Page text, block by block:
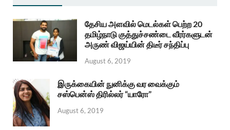
தேசிய அளவில் மெடல்கள் பெற்ற 20
தமிழ்நாடு குத்துச்சண்டை வீரர்களுடன்
அருண் விஜய்யின் திடீர் சந்திப்பு
August 6, 2019
இருக்கையின் நுனிக்கு வர வைக்கும்
சஸ்பென்ஸ் திரில்லர் “யாரோ”
August 6, 2019